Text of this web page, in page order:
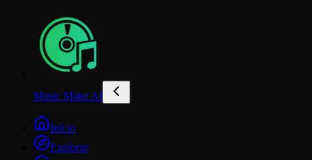
Music Make AI
Início
Explorar